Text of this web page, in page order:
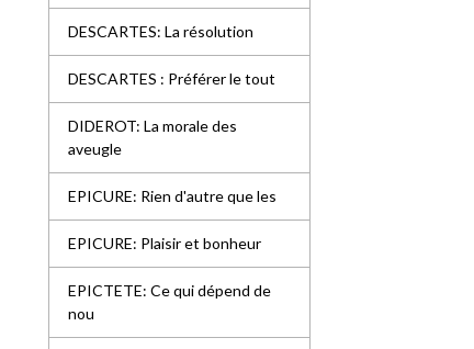
DESCARTES: La résolution
DESCARTES : Préférer le tout
DIDEROT: La morale des
aveugle
EPICURE: Rien d'autre que les
EPICURE: Plaisir et bonheur
EPICTETE: Ce qui dépend de
nou